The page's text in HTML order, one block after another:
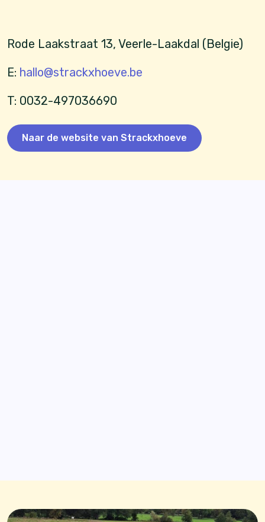
Rode Laakstraat 13, Veerle-Laakdal (Belgie)
E: hallo@strackxhoeve.be
T: 0032-497036690
Naar de website van Strackxhoeve